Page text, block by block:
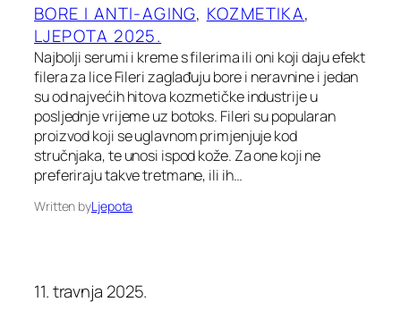
BORE I ANTI-AGING, KOZMETIKA
LJEPOTA 2025.
Najbolji serumi i kreme s filerima ili oni koji daju efekt
filera za lice Fileri zaglađuju bore i neravnine i jedan
su od najvećih hitova kozmetičke industrije u
posljednje vrijeme uz botoks. Fileri su popularan
proizvod koji se uglavnom primjenjuje kod
stručnjaka, te unosi ispod kože. Za one koji ne
preferiraju takve tretmane, ili ih…
Written byLjepota
11. travnja 2025.